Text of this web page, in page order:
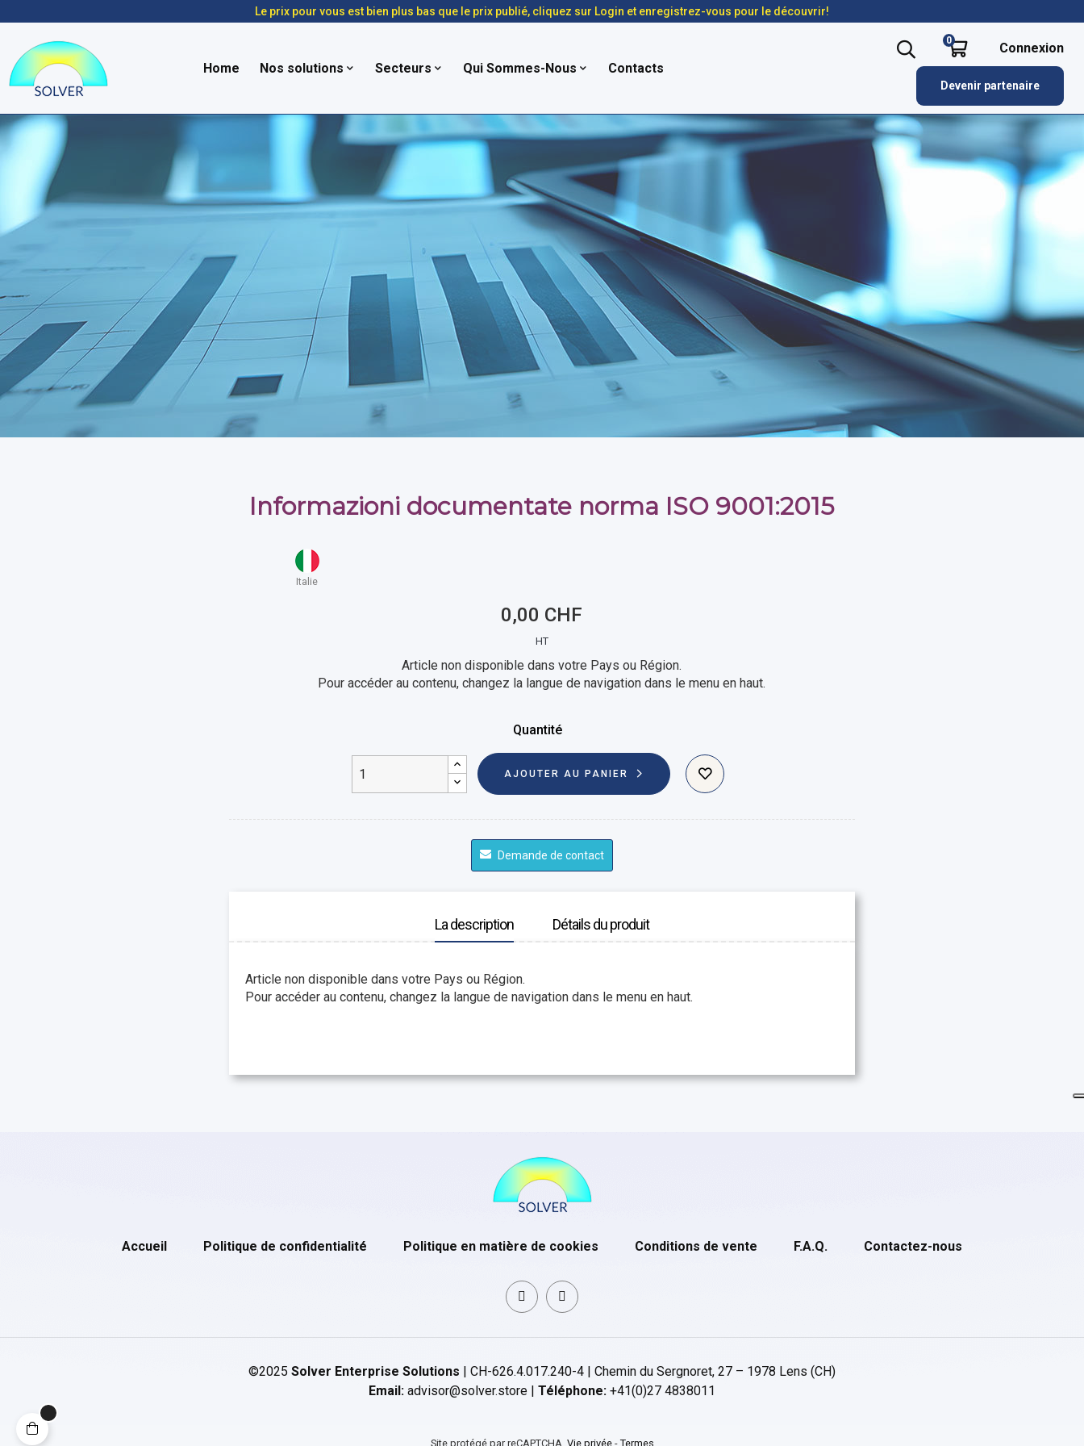
Le prix pour vous est bien plus bas que le prix publié, cliquez sur Login et enregistrez-vous pour le découvrir!
Home Nos solutions Secteurs Qui Sommes-Nous Contacts
0 Connexion
Devenir partenaire
Informazioni documentate norma ISO 9001:2015
Italie
0,00 CHF
HT
Article non disponible dans votre Pays ou Région.
Pour accéder au contenu, changez la langue de navigation dans le menu en haut.
Quantité
AJOUTER AU PANIER
Demande de contact
La description Détails du produit
Article non disponible dans votre Pays ou Région.
Pour accéder au contenu, changez la langue de navigation dans le menu en haut.
Accueil Politique de confidentialité Politique en matière de cookies Conditions de vente F.A.Q. Contactez-nous
©2025 Solver Enterprise Solutions | CH-626.4.017.240-4 | Chemin du Sergnoret, 27 – 1978 Lens (CH)
Email: advisor@solver.store | Téléphone: +41(0)27 4838011
Site protégé par reCAPTCHA. Vie privée- Termes